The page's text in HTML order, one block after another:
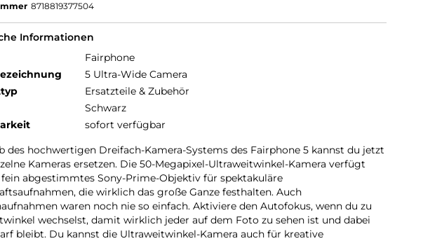
8718819377504
Informationen
Fairphone
5 Ultra-Wide Camera
Ersatzteile & Zubehör
Schwarz
sofort verfügbar
des hochwertigen Dreifach-Kamera-Systems des Fairphone 5 kannst du jetzt
Kameras ersetzen. Die 50-Megapixel-Ultraweitwinkel-Kamera verfügt
fein abgestimmtes Sony-Prime-Objektiv für spektakuläre
die wirklich das große Ganze festhalten. Auch
waren noch nie so einfach. Aktiviere den Autofokus, wenn du zu
wechselst, damit wirklich jeder auf dem Foto zu sehen ist und dabei
bleibt. Du kannst die Ultraweitwinkel-Kamera auch für kreative